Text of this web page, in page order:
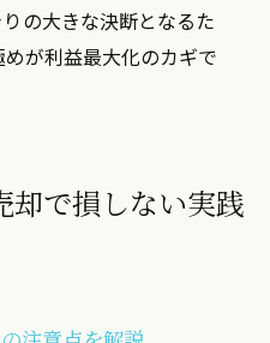
の大きな決断となるた
が利益最大化のカギで
却で損しない実践